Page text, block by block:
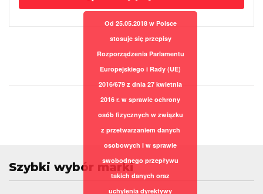
Szybki wybór marki
Od 25.05.2018 w Polsce
stosuje się przepisy
Rozporządzenia Parlamentu
Europejskiego i Rady (UE)
2016/679 z dnia 27 kwietnia
2016 r. w sprawie ochrony
osób fizycznych w związku
z przetwarzaniem danych
osobowych i w sprawie
swobodnego przepływu
takich danych oraz
uchylenia dyrektywy